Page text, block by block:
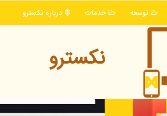
توسعه خدمات درباره نكسترو
نكسترو